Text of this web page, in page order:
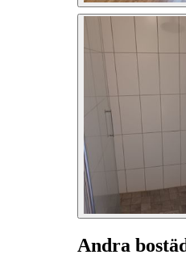
Andra